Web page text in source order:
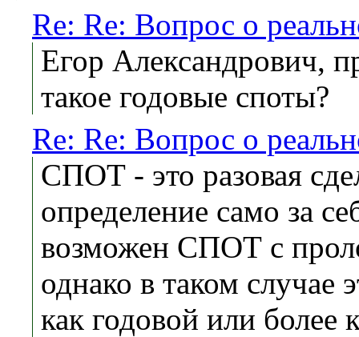
Re: Re: Вопрос о
Егор Александрович,
такое годовые споты?
Re: Re: Вопрос о
СПОТ - это разовая
определение само за
возможен СПОТ с
однако в таком случае
как годовой или более